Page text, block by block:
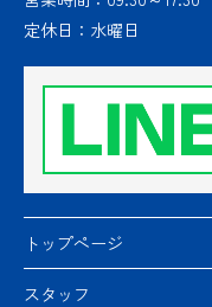
定休日： 水曜日
トップページ
スタッフ